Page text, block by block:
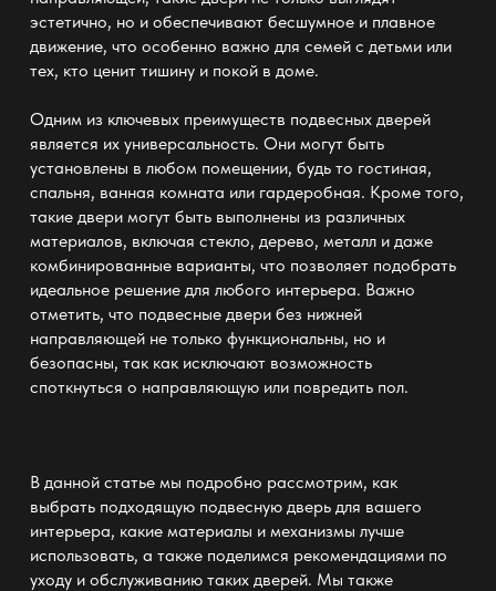
эстетично, но и обеспечивают бесшумное и плавное
движение, что особенно важно для семей с детьми или
тех, кто ценит тишину и покой в доме.
Одним из ключевых преимуществ подвесных дверей
является их универсальность. Они могут быть
установлены в любом помещении, будь то гостиная,
спальня, ванная комната или гардеробная. Кроме того,
такие двери могут быть выполнены из различных
материалов, включая стекло, дерево, металл и даже
комбинированные варианты, что позволяет подобрать
идеальное решение для любого интерьера. Важно
отметить, что подвесные двери без нижней
направляющей не только функциональны, но и
безопасны, так как исключают возможность
споткнуться о направляющую или повредить пол.
В данной статье мы подробно рассмотрим, как
выбрать подходящую подвесную дверь для вашего
интерьера, какие материалы и механизмы лучше
использовать, а также поделимся рекомендациями по
уходу и обслуживанию таких дверей. Мы также